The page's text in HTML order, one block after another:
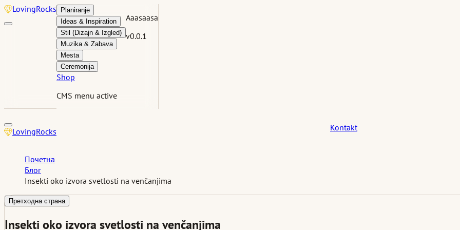
LovingRocks
Planiranje
Ideas & Inspiration
Stil (Dizajn & Izgled)
Muzika & Zabava
Mesta
Ceremonija
Shop
CMS menu active
Aaasaasa
v0.0.1
LovingRocks Kontakt
Почетна
Блог
Insekti oko izvora svetlosti na venčanjima
Претходна страна
Insekti oko izvora svetlosti na venčanjima